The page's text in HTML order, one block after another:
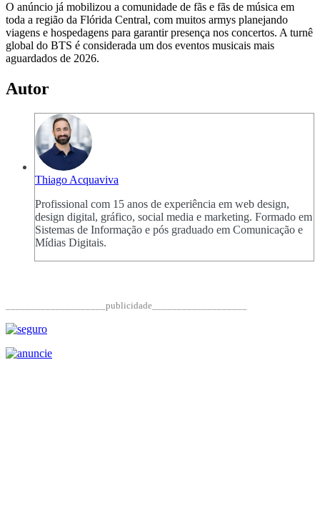
O anúncio já mobilizou a comunidade de fãs e fãs de música em
toda a região da Flórida Central, com muitos armys planejando
viagens e hospedagens para garantir presença nos concertos. A turnê
global do BTS é considerada um dos eventos musicais mais
aguardados de 2026.
Autor
Thiago Acquaviva
Profissional com 15 anos de experiência em web design,
design digital, gráfico, social media e marketing. Formado em
Sistemas de Informação e pós graduado em Comunicação e
Mídias Digitais.
____________________publicidade___________________